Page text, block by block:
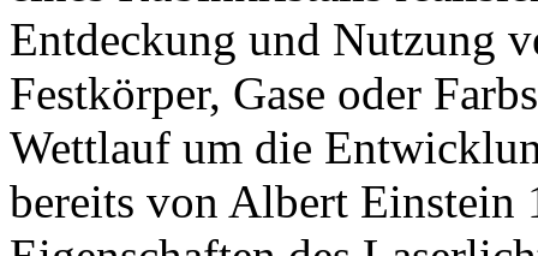
Entdeckung und Nutzung
Festkörper, Gase oder
Wettlauf um die
bereits von Albert Einstein